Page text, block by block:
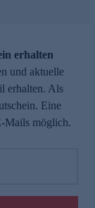
erhalten
und aktuelle
erhalten. Als
Eine
Mails möglich.